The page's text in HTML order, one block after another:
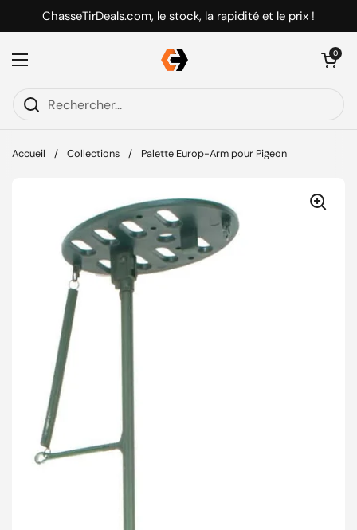
Passer au contenu
ChasseTirDeals.com, le stock, la rapidité et le prix !
Ouvrir le menu
Ouvrir le
0
Accueil / Collections / Palette Europ-Arm pour Pigeon